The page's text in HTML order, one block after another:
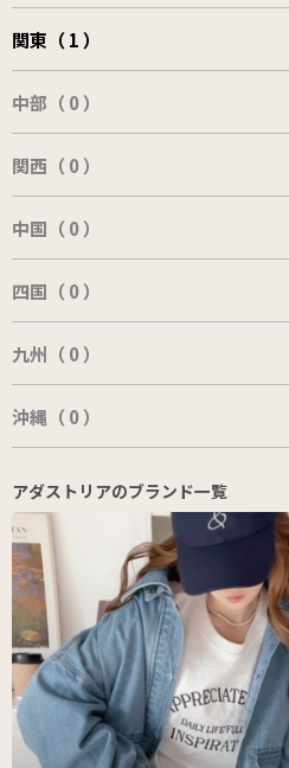
関東（ 1 ）
中部（ 0 ）
関西（ 0 ）
中国（ 0 ）
四国（ 0 ）
九州（ 0 ）
沖縄（ 0 ）
アダストリアのブランド一覧